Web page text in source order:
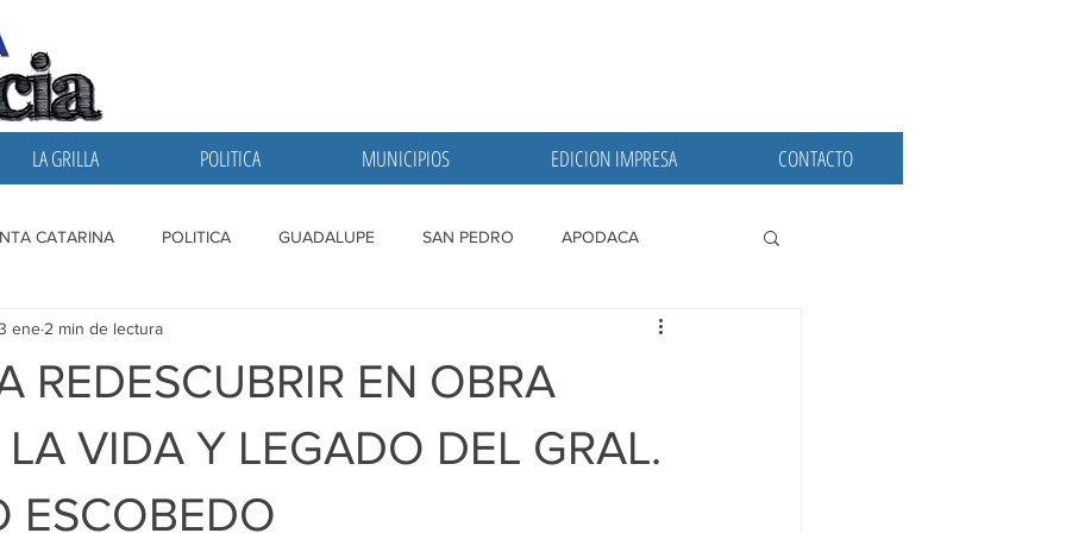
LA GRILLA POLITICA MUNICIPIOS EDICION IMPRESA CONTACTO
CATARINA POLITICA GUADALUPE SAN PEDRO APODACA
GRILLA SAN NICOLAS
REDESCUBRIR EN OBRA
VIDA Y LEGADO DEL GRAL.
ESCOBEDO
ene 2 min de lectura